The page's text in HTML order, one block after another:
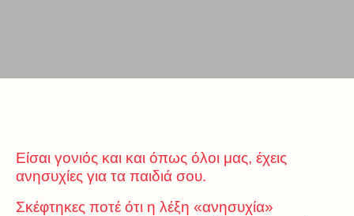
Είσαι γονιός και και όπως όλοι μας, έχεις
ανησυχίες για τα παιδιά σου.
Σκέφτηκες ποτέ ότι η λέξη «ανησυχία»